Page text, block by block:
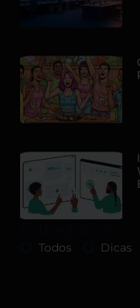
Todos Dicas